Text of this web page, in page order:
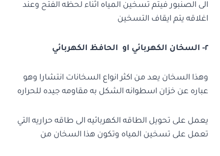
الى الصنبور فيتم تسخين المياه اثناء لحظه الفتح وعند
اغلاقه يتم ايقاف التسخين
٢- السخان الكهربائي او الحافظ الكهربائي
وهذا السخان يعد من اكثر انواع السخانات انتشارا وهو
عباره عن خزان اسطوانه الشكل به مقاومه جيده للحراره
يعمل على تحويل الطاقه الكهربائيه الى طاقه حراريه التي
تعمل على تسخين المياه وتكون هذا السخان من